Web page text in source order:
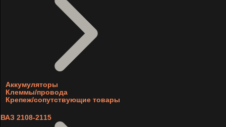
Аккумуляторы
Клеммы/провода
Крепеж/сопутствующие товары
ВАЗ 2108-2115